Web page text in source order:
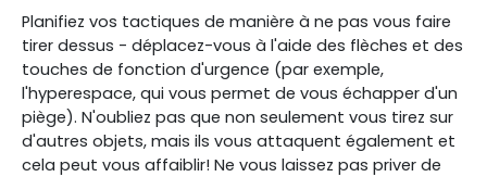
Planifiez vos tactiques de manière à ne pas vous faire
tirer dessus - déplacez-vous à l'aide des flèches et des
touches de fonction d'urgence (par exemple,
l'hyperespace, qui vous permet de vous échapper d'un
piège). N'oubliez pas que non seulement vous tirez sur
d'autres objets, mais ils vous attaquent également et
cela peut vous affaiblir! Ne vous laissez pas priver de